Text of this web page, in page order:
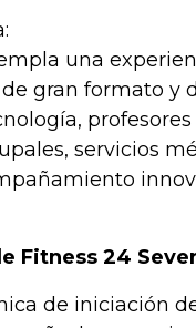
una
gran formato y
servicios
Fitness 24
de iniciación